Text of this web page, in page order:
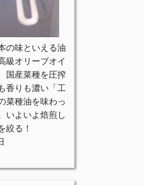
の味といえる油
級オリーブオイ
国産菜種を圧搾
香りも濃い「工
菜種油を味わっ
いよいよ焙煎し
絞る！